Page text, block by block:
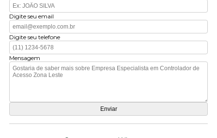
Digite seu email
Digite seu telefone
Mensagem